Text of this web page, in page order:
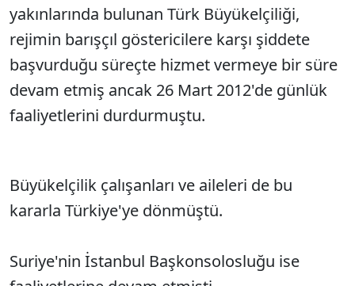
yakınlarında bulunan Türk Büyükelçiliği,
rejimin barışçıl göstericilere karşı şiddete
başvurduğu süreçte hizmet vermeye bir süre
devam etmiş ancak 26 Mart 2012'de günlük
faaliyetlerini durdurmuştu.
Büyükelçilik çalışanları ve aileleri de bu
kararla Türkiye'ye dönmüştü.
Suriye'nin İstanbul Başkonsolosluğu ise